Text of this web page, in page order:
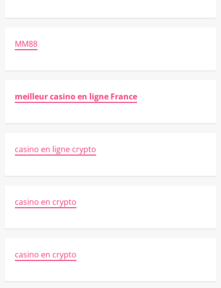
MM88
meilleur casino en ligne France
casino en ligne crypto
casino en crypto
casino en crypto